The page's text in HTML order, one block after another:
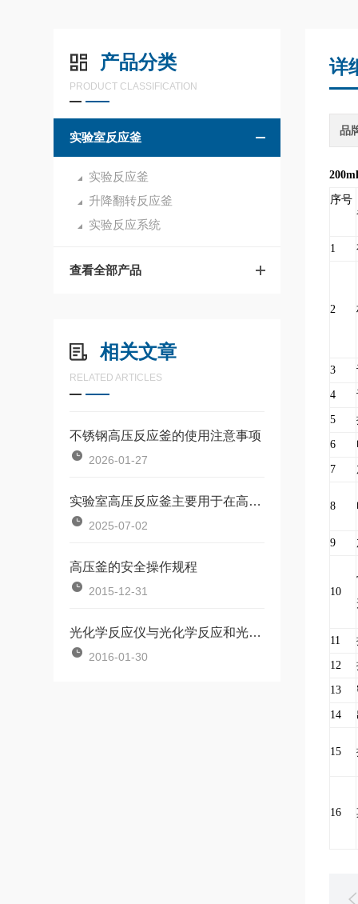
产品分类
PRODUCT CLASSIFICATION
实验室反应釜
实验反应釜
升降翻转反应釜
实验反应系统
查看全部产品
相关文章
RELATED ARTICLES
不锈钢高压反应釜的使用注意事项
2026-01-27
实验室高压反应釜主要用于在高温高压环境下进行化学反应和材料处理
2025-07-02
高压釜的安全操作规程
2015-12-31
光化学反应仪与光化学反应和光催化反应之间的秘密关系
2016-01-30
详
品
序号
1
2
3
4
5
6
7
8
9
10
11
12
13
14
15
16